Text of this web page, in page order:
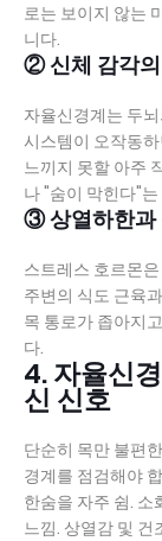
로는 보이지 않는
니다.
② 신체 감각
자율신경계는 두
시스템이 오작동
느끼지 못할 아주
나 "숨이 막힌다"
③ 상열하한과
스트레스 호르몬
주변의 식도 근육
목 통로가 좁아지
다.
4. 자율신
신 신호
단순히 목만 불편
경계를 점검해야
한숨을 자주 쉼.
느낌. 상열감 및 건